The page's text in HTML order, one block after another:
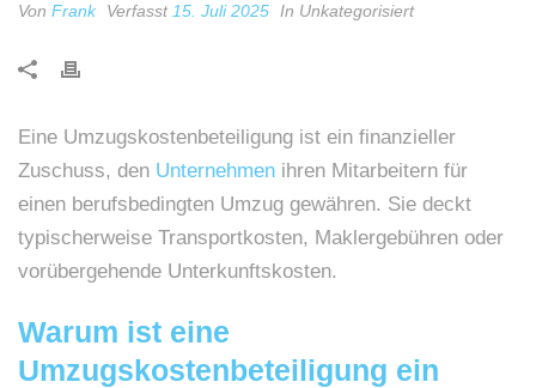
Von Frank Verfasst 15. Juli 2025 In Unkategorisiert
Eine Umzugskostenbeteiligung ist ein finanzieller
Zuschuss, den Unternehmen ihren Mitarbeitern für
einen berufsbedingten Umzug gewähren. Sie deckt
typischerweise Transportkosten, Maklergebühren oder
vorübergehende Unterkunftskosten.
Warum ist eine
Umzugskostenbeteiligung ein